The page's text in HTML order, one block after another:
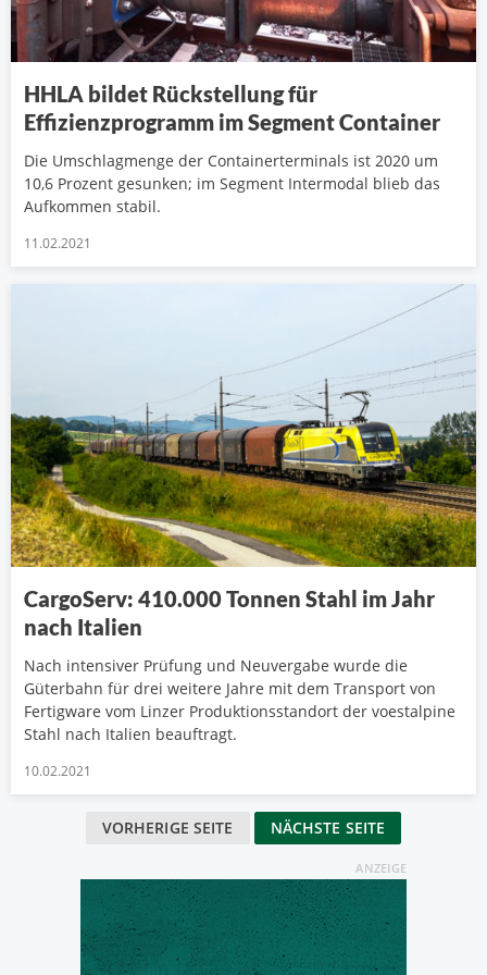
HHLA bildet Rückstellung für
Effizienzprogramm im Segment Container
Die Umschlagmenge der Containerterminals ist 2020 um
10,6 Prozent gesunken; im Segment Intermodal blieb das
Aufkommen stabil.
11.02.2021
CargoServ: 410.000 Tonnen Stahl im Jahr
nach Italien
Nach intensiver Prüfung und Neuvergabe wurde die
Güterbahn für drei weitere Jahre mit dem Transport von
Fertigware vom Linzer Produktionsstandort der voestalpine
Stahl nach Italien beauftragt.
10.02.2021
VORHERIGE SEITE NÄCHSTE SEITE
ANZEIGE